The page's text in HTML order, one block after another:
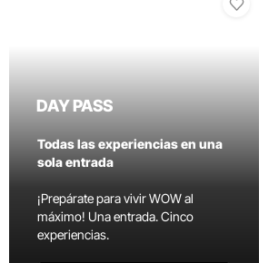
DAY PASS
Todas las experiencias en una
sola entrada
¡Prepárate para vivir WOW al
máximo! Una entrada. Cinco
experiencias.